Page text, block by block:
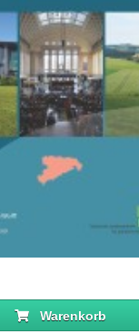
Warenkorb